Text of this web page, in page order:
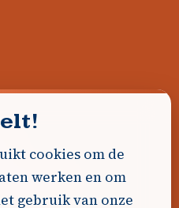
ons!
cookies om de
werken en om
gebruik van onze